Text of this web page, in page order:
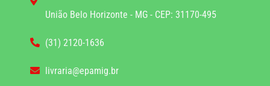
União Belo Horizonte - MG - CEP: 31170-495
(31) 2120-1636
livraria@epamig.br